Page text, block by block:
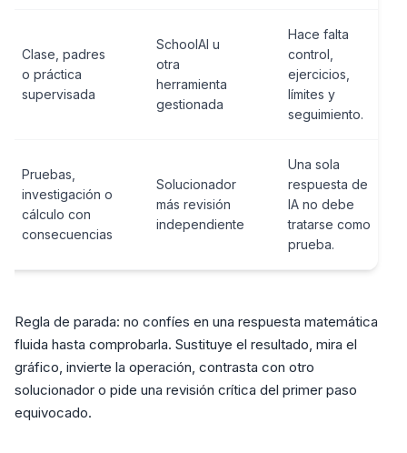
Clase, padres
o práctica
supervisada
SchoolAI u
otra
herramienta
gestionada
Hace falta
control,
ejercicios,
límites y
seguimiento.
Pruebas,
investigación o
cálculo con
consecuencias
Solucionador
más revisión
independiente
Una sola
respuesta de
IA no debe
tratarse como
prueba.
Regla de parada: no confíes en una respuesta matemática
fluida hasta comprobarla. Sustituye el resultado, mira el
gráfico, invierte la operación, contrasta con otro
solucionador o pide una revisión crítica del primer paso
equivocado.